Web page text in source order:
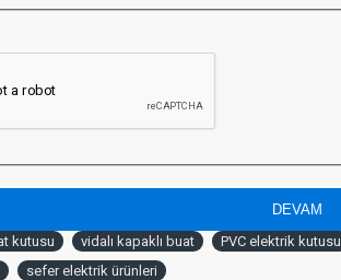
DEVAM
kutusu vidalı kapaklı buat PVC elektrik kutusu
sefer elektrik ürünleri